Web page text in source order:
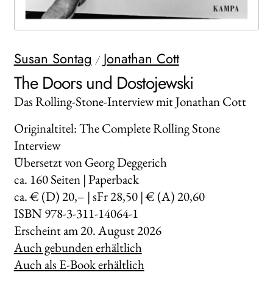
Susan Sontag / Jonathan Cott
The Doors und Dostojewski
Das Rolling-Stone-Interview mit Jonathan Cott
Originaltitel: The Complete Rolling Stone
Interview
Übersetzt von Georg Deggerich
ca. 160Seiten | Paperback
ca. € (D) 20,– | sFr 28,50 | € (A) 20,60
ISBN 978-3-311-14064-1
Erscheint am20. August 2026
Auch gebunden erhältlich
Auch als E-Book erhältlich